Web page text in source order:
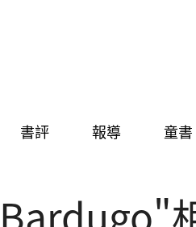
書評 報導 童書